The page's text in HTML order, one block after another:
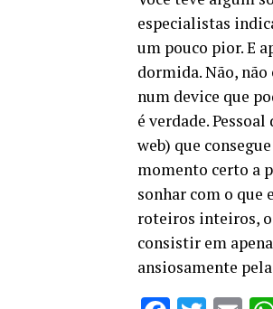
especialistas
um pouco pior. E
dormida. Não,
num device que
é verdade.
web) que
momento certo a
sonhar com o que
roteiros inteiros,
consistir em
ansiosamente